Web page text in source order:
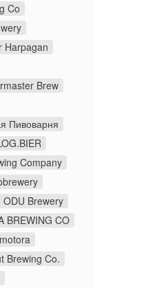
Co
Harpagan
Brew
Пивоварня
Company
ODU Brewery
BREWING CO
Brewing Co.